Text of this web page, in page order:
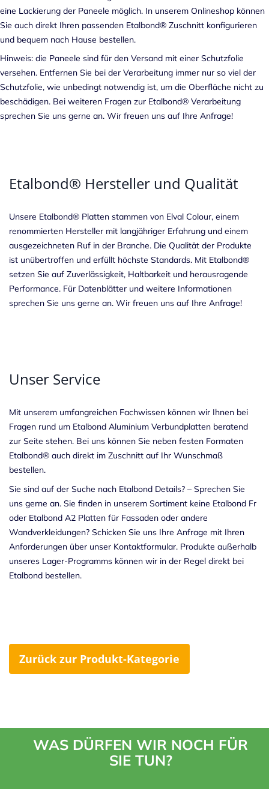
eine Lackierung der Paneele möglich. In unserem Onlineshop können
Sie auch direkt Ihren passenden Etalbond® Zuschnitt konfigurieren
und bequem nach Hause bestellen.
Hinweis: die Paneele sind für den Versand mit einer Schutzfolie
versehen. Entfernen Sie bei der Verarbeitung immer nur so viel der
Schutzfolie, wie unbedingt notwendig ist, um die Oberfläche nicht zu
beschädigen. Bei weiteren Fragen zur Etalbond® Verarbeitung
sprechen Sie uns gerne an. Wir freuen uns auf Ihre Anfrage!
Etalbond® Hersteller und Qualität
Unsere Etalbond® Platten stammen von Elval Colour, einem
renommierten Hersteller mit langjähriger Erfahrung und einem
ausgezeichneten Ruf in der Branche. Die Qualität der Produkte
ist unübertroffen und erfüllt höchste Standards. Mit Etalbond®
setzen Sie auf Zuverlässigkeit, Haltbarkeit und herausragende
Performance. Für Datenblätter und weitere Informationen
sprechen Sie uns gerne an. Wir freuen uns auf Ihre Anfrage!
Unser Service
Mit unserem umfangreichen Fachwissen können wir Ihnen bei
Fragen rund um Etalbond Aluminium Verbundplatten beratend
zur Seite stehen. Bei uns können Sie neben festen Formaten
Etalbond® auch direkt im Zuschnitt auf Ihr Wunschmaß
bestellen.
Sie sind auf der Suche nach Etalbond Details? – Sprechen Sie
uns gerne an. Sie finden in unserem Sortiment keine Etalbond Fr
oder Etalbond A2 Platten für Fassaden oder andere
Wandverkleidungen? Schicken Sie uns Ihre Anfrage mit Ihren
Anforderungen über unser Kontaktformular. Produkte außerhalb
unseres Lager-Programms können wir in der Regel direkt bei
Etalbond bestellen.
Zurück zur Produkt-Kategorie
WAS DÜRFEN WIR NOCH FÜR
SIE TUN?